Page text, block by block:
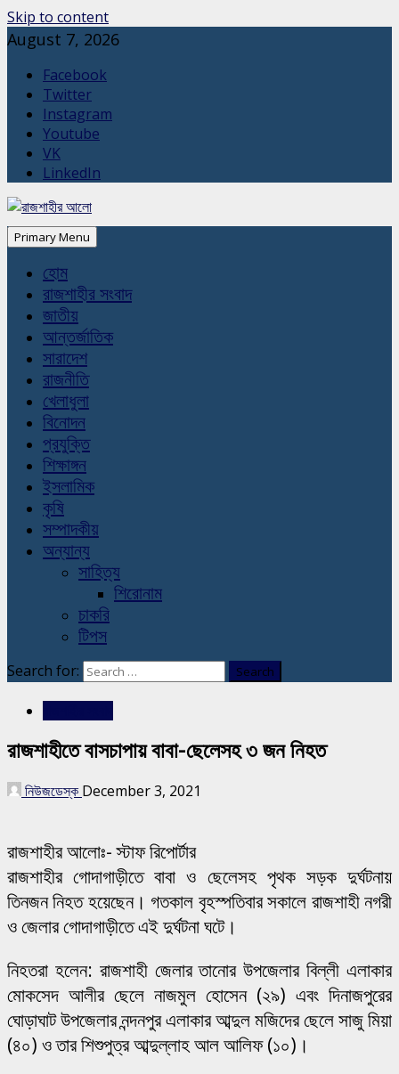
Skip to content
August 7, 2026
Facebook
Twitter
Instagram
Youtube
VK
LinkedIn
Primary Menu
হোম
রাজশাহীর সংবাদ
জাতীয়
আন্তর্জাতিক
সারাদেশ
রাজনীতি
খেলাধুলা
বিনোদন
প্রযুক্তি
শিক্ষাঙ্গন
ইসলামিক
কৃষি
সম্পাদকীয়
অন্যান্য
সাহিত্য
শিরোনাম
চাকরি
টিপস
Search for:
রাজশাহীতে বাসচাপায় বাবা-ছেলেসহ ৩ জন নিহত
নিউজডেস্ক December 3, 2021
রাজশাহীর আলোঃ- স্টাফ রিপোর্টার
রাজশাহীর গোদাগাড়ীতে বাবা ও ছেলেসহ পৃথক সড়ক দুর্ঘটনায়
তিনজন নিহত হয়েছেন। গতকাল বৃহস্পতিবার সকালে রাজশাহী নগরী
ও জেলার গোদাগাড়ীতে এই দুর্ঘটনা ঘটে।
নিহতরা হলেন: রাজশাহী জেলার তানোর উপজেলার বিল্লী এলাকার
মোকসেদ আলীর ছেলে নাজমুল হোসেন (২৯) এবং দিনাজপুরের
ঘোড়াঘাট উপজেলার নন্দনপুর এলাকার আব্দুল মজিদের ছেলে সাজু মিয়া
(৪০) ও তার শিশুপুত্র আব্দুল্লাহ আল আলিফ (১০)।